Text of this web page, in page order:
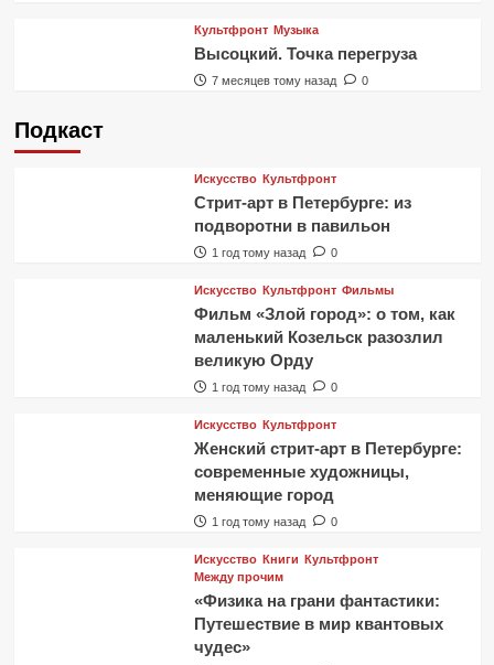
Культфронт Музыка
Высоцкий. Точка перегруза
7 месяцев тому назад 0
Подкаст
Искусство Культфронт
Стрит-арт в Петербурге: из
подворотни в павильон
1 год тому назад 0
Искусство Культфронт Фильмы
Фильм «Злой город»: о том, как
маленький Козельск разозлил
великую Орду
1 год тому назад 0
Искусство Культфронт
Женский стрит-арт в Петербурге:
современные художницы,
меняющие город
1 год тому назад 0
Искусство Книги Культфронт
Между прочим
«Физика на грани фантастики:
Путешествие в мир квантовых
чудес»